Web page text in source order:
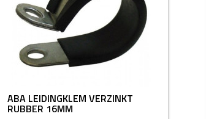
ABA LEIDINGKLEM VERZINKT
RUBBER 16MM